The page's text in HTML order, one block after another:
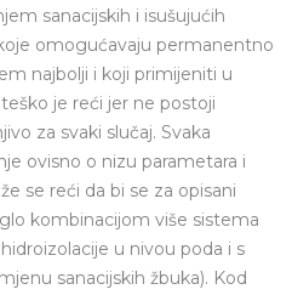
sanacijskih i isušujućih
omogućavaju permanentno
najbolji i koji primijeniti u
je reći jer ne postoji
za svaki slučaj. Svaka
ovisno o nizu parametara i
se reći da bi se za opisani
kombinacijom više sistema
u nivou poda i s
sanacijskih žbuka). Kod